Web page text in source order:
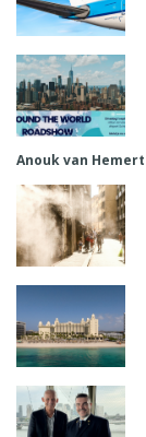
Anouk van Hemert